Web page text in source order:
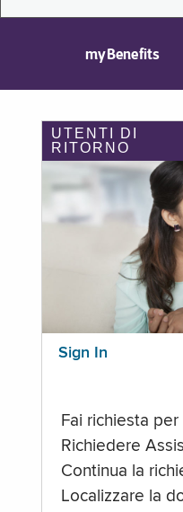
myBenefits
UTENTI DI
RITORNO
Sign In
Fai richiesta per
Richiedere
Continua la
Localizzare la